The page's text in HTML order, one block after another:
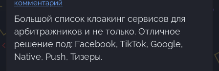
комментарий
Большой список клоакинг сервисов для
арбитражников и не только. Отличное
решение под: Facebook, TikTok, Google,
Native, Push, Тизеры.